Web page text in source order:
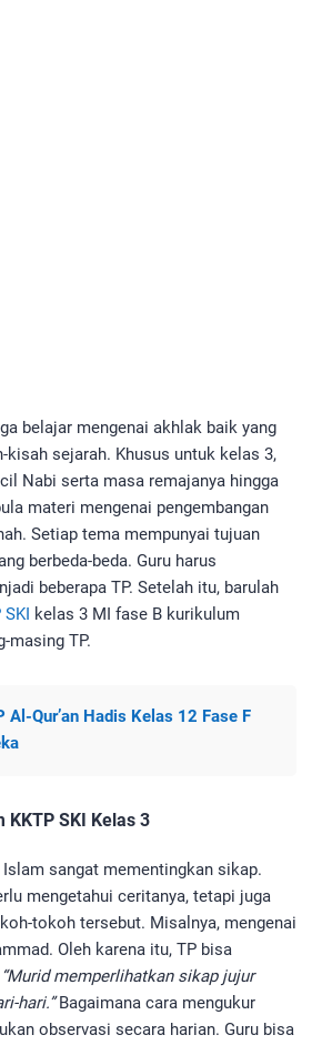
belajar mengenai akhlak baik yang
sejarah. Khusus untuk kelas 3,
Nabi serta masa remajanya hingga
materi mengenai pengembangan
Setiap tema mempunyai tujuan
berbeda-beda. Guru harus
beberapa TP. Setelah itu, barulah
SKI kelas 3 MI fase B kurikulum
masing TP.
Al-Qur’an Hadis Kelas 12 Fase F
SKI Kelas 3
Islam sangat mementingkan sikap.
mengetahui ceritanya, tetapi juga
tokoh tersebut. Misalnya, mengenai
Oleh karena itu, TP bisa
“Murid memperlihatkan sikap jujur
hari.”Bagaimana cara mengukur
observasi secara harian. Guru bisa